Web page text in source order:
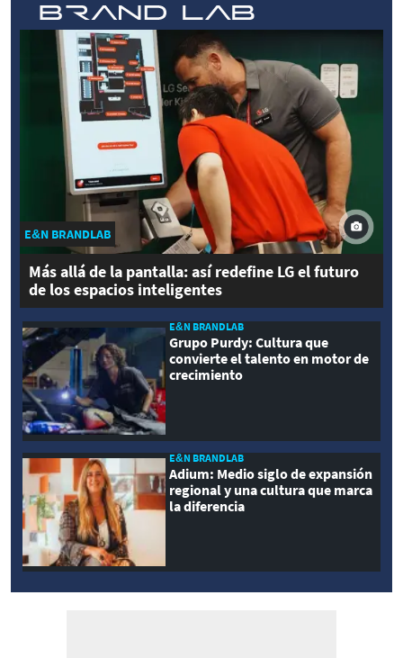
E&N BRANDLAB
Más allá de la pantalla: así redefine LG el futuro
de los espacios inteligentes
E&N BRANDLAB
Grupo Purdy: Cultura que
convierte el talento en motor de
crecimiento
E&N BRANDLAB
Adium: Medio siglo de expansión
regional y una cultura que marca
la diferencia